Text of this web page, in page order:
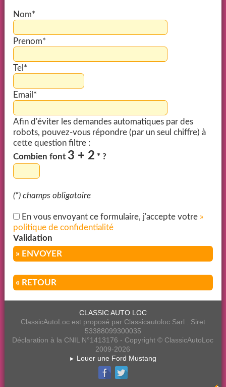
Nom*
Prenom*
Tel*
Email*
Afin d'éviter les demandes automatiques par des
robots, pouvez-vous répondre (par un seul chiffre) à
cette question filtre :
Combien font 3 + 2 * ?
(*) champs obligatoire
En vous envoyant ce formulaire, j'accepte votre »
politique de confidentialité
Validation
» ENVOYER
« RETOUR
CLASSIC AUTO LOC
ClassicAutoLoc est proposé par Classicautoloc Sarl . Siret
53388099300035
Déclaration à la CNIL N°1413176 - Copyright © ClassicAutoLoc
2009-2026
► Louer une Ford Mustang